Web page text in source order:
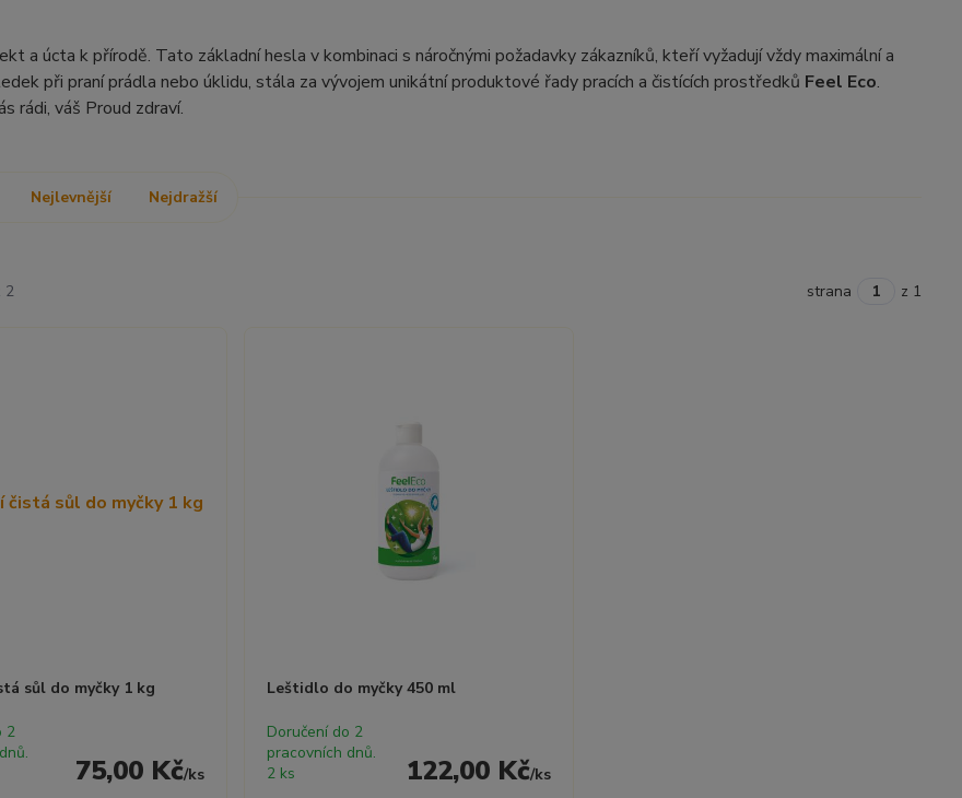
a úcta k přírodě. Tato základní hesla v kombinaci s náročnými požadavky zákazníků, kteří vyžadují vždy maximální a
při praní prádla nebo úklidu, stála za vývojem unikátní produktové řady pracích a čistících prostředků Feel Eco.
rádi, váš Proud zdraví.
Nejlevnější Nejdražší
2 strana z 1
sůl do myčky 1 kg
75,00 Kč/ks
2
Leštidlo do myčky 450 ml
122,00 Kč/ks
Doručení do 2
pracovních dnů.
2 ks